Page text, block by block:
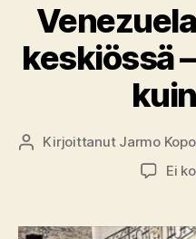
keskiössä
Kirjoittaja
Kirjoittanut Jarmo
Ei